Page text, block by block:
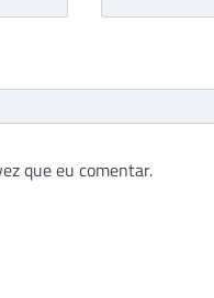
que eu comentar.